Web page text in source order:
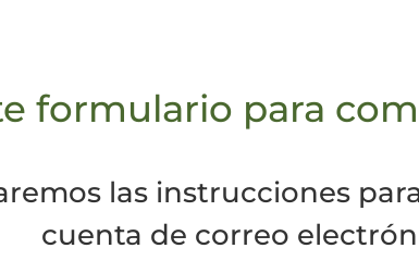
formulario para
las instrucciones
cuenta de correo